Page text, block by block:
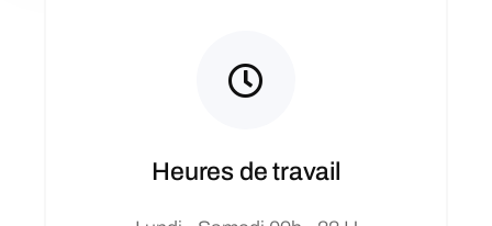
Heures de travail